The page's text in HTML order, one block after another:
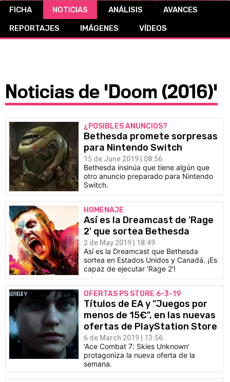
CÓMICS
MANGA
FICHA NOTICIAS ANÁLISIS
AVANCES
REPORTAJES
IMÁGENES VÍDEOS
Noticias de 'Doom (2016)'
¿POSIBLES ANUNCIOS?
Bethesda promete sorpresas
para Nintendo Switch
15 de June 2019 | 08:56
Bethesda insinúa que tiene algún que
otro anuncio preparado para Nintendo
Switch.
HOMENAJE
Así es la Dreamcast de 'Rage
2' que sortea Bethesda
2 de May 2019 | 18:49
Así es la Dreamcast que Bethesda
sortea en Estados Unidos y Canadá. ¡Es
capaz de ejecutar 'Rage 2'!
OFERTAS PS STORE 6-3-19
Títulos de EA y "Juegos por
menos de 15€", en las nuevas
ofertas de PlayStation Store
6 de March 2019 | 13:56
'Ace Combat 7: Skies Unknown'
protagoniza la nueva oferta de la
semana.